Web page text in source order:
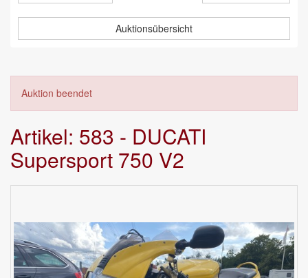
Auktionsübersicht
Auktion beendet
Artikel: 583 - DUCATI
Supersport 750 V2